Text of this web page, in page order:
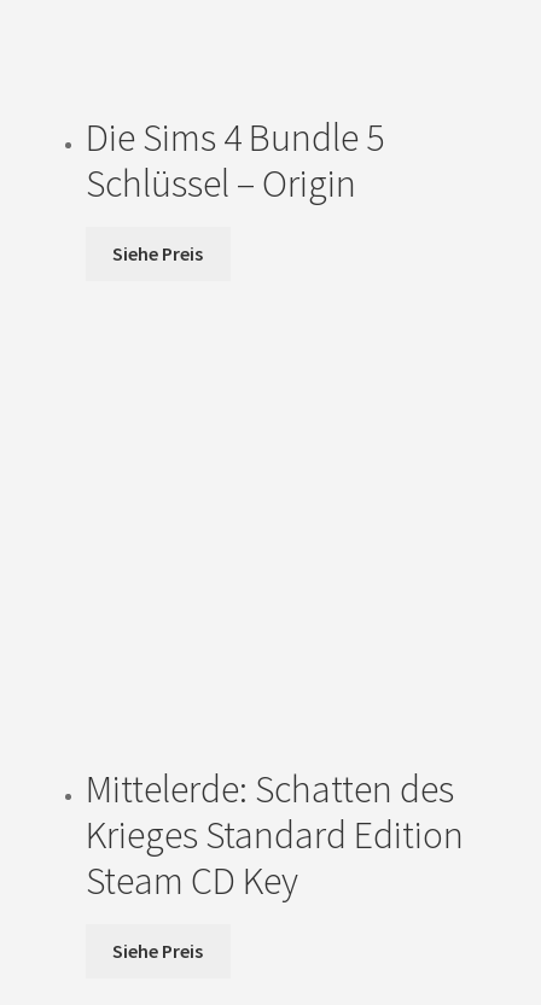
Die Sims 4 Bundle 5
Schlüssel – Origin
Siehe Preis
Mittelerde: Schatten des
Krieges Standard Edition
Steam CD Key
Siehe Preis